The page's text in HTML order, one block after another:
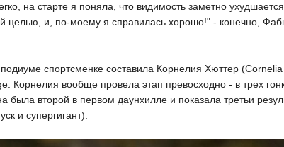
на старте я поняла, что видимость заметно
целью, и, по-моему я справилась хорошо!" - конечно,
спортсменке составила Корнелия Хюттер
Корнелия вообще провела этап превосходно - в трех
была второй в первом даунхилле и показала третьи
и супергигант).